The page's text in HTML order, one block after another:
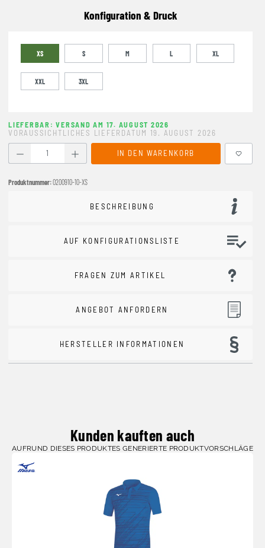
Konfiguration & Druck
XS S M L XL
XXL 3XL
LIEFERBAR: VERSAND AM 17. AUGUST 2026
VORAUSSICHTLICHES LIEFERDATUM 19. AUGUST 2026
Produkt Anzahl: Gib den gewünschten Wert ein oder
IN DEN WARENKORB
Produktnummer:0200910-10-XS
BESCHREIBUNG
AUF KONFIGURATIONSLISTE
FRAGEN ZUM ARTIKEL
ANGEBOT ANFORDERN
HERSTELLER INFORMATIONEN
Kunden kauften auch
AUFRUND DIESES PRODUKTES GENERIERTE PRODUKTVORSCHLÄGE